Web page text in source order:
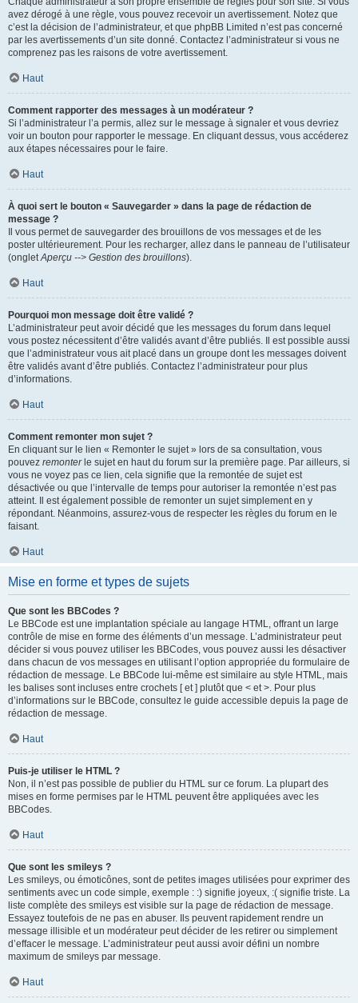
avez dérogé à une règle, vous pouvez recevoir un avertissement. Notez que
c’est la décision de l’administrateur, et que phpBB Limited n’est pas concerné
par les avertissements d’un site donné. Contactez l’administrateur si vous ne
comprenez pas les raisons de votre avertissement.
Haut
Comment rapporter des messages à un modérateur ?
Si l’administrateur l’a permis, allez sur le message à signaler et vous devriez
voir un bouton pour rapporter le message. En cliquant dessus, vous accéderez
aux étapes nécessaires pour le faire.
Haut
À quoi sert le bouton « Sauvegarder » dans la page de rédaction de
message ?
Il vous permet de sauvegarder des brouillons de vos messages et de les
poster ultérieurement. Pour les recharger, allez dans le panneau de l’utilisateur
(ongletAperçu --> Gestion des brouillons).
Haut
Pourquoi mon message doit être validé ?
L’administrateur peut avoir décidé que les messages du forum dans lequel
vous postez nécessitent d’être validés avant d’être publiés. Il est possible aussi
que l’administrateur vous ait placé dans un groupe dont les messages doivent
être validés avant d’être publiés. Contactez l’administrateur pour plus
d’informations.
Haut
Comment remonter mon sujet ?
En cliquant sur le lien « Remonter le sujet » lors de sa consultation, vous
pouvez remonterle sujet en haut du forum sur la première page. Par ailleurs, si
vous ne voyez pas ce lien, cela signifie que la remontée de sujet est
désactivée ou que l’intervalle de temps pour autoriser la remontée n’est pas
atteint. Il est également possible de remonter un sujet simplement en y
répondant. Néanmoins, assurez-vous de respecter les règles du forum en le
faisant.
Haut
Mise en forme et types de sujets
Que sont les BBCodes ?
Le BBCode est une implantation spéciale au langage HTML, offrant un large
contrôle de mise en forme des éléments d’un message. L’administrateur peut
décider si vous pouvez utiliser les BBCodes, vous pouvez aussi les désactiver
dans chacun de vos messages en utilisant l’option appropriée du formulaire de
rédaction de message. Le BBCode lui-même est similaire au style HTML, mais
les balises sont incluses entre crochets [ et ] plutôt que < et >. Pour plus
d’informations sur le BBCode, consultez le guide accessible depuis la page de
rédaction de message.
Haut
Puis-je utiliser le HTML ?
Non, il n’est pas possible de publier du HTML sur ce forum. La plupart des
mises en forme permises par le HTML peuvent être appliquées avec les
BBCodes.
Haut
Que sont les smileys ?
Les smileys, ou émoticônes, sont de petites images utilisées pour exprimer des
sentiments avec un code simple, exemple : :) signifie joyeux, :( signifie triste. La
liste complète des smileys est visible sur la page de rédaction de message.
Essayez toutefois de ne pas en abuser. Ils peuvent rapidement rendre un
message illisible et un modérateur peut décider de les retirer ou simplement
d’effacer le message. L’administrateur peut aussi avoir défini un nombre
maximum de smileys par message.
Haut